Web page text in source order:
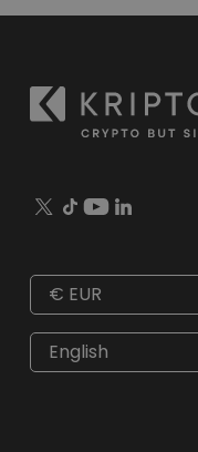
€ EUR
€ EUR
$ USD
English